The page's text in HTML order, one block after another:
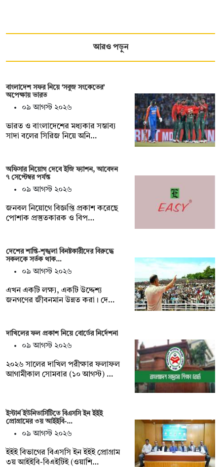
আরও পড়ুন
বাংলাদেশ সফর নিয়ে ‘সবুজ সংকেতের’
অপেক্ষায় ভারত
০৯ আগস্ট ২০২৬
ভারত ও বাংলাদেশের মধ্যকার সম্ভাব্য
সাদা বলের সিরিজ নিয়ে অনি…
অফিসার নিয়োগ দেবে ইজি ফ্যাশন, আবেদন
৭ সেপ্টেম্বর পর্যন্ত
০৯ আগস্ট ২০২৬
জনবল নিয়োগে বিজ্ঞপ্তি প্রকাশ করেছে
পোশাক প্রস্তুতকারক ও বিপ…
দেশের শান্তি-শৃঙ্খলা বিনষ্টকারীদের বিরুদ্ধে
সকলকে সর্তক থাক…
০৯ আগস্ট ২০২৬
এখন একটি লক্ষ্য, একটি উদ্দেশ্য
জনগণের জীবনমান উন্নত করা। দে…
দাখিলের ফল প্রকাশ নিয়ে বোর্ডের নির্দেশনা
০৯ আগস্ট ২০২৬
২০২৬ সালের দাখিল পরীক্ষার ফলাফল
আগামীকাল সোমবার (১০ আগস্ট) …
ইস্টার্ন ইউনিভার্সিটিতে বিএসসি ইন ইইই
প্রোগ্রামের ৩য় আইইবি-…
০৯ আগস্ট ২০২৬
ইইই বিভাগের বিএসসি ইন ইইই প্রোগ্রাম
৩য় আইইবি-বিএইটিই (ওয়াশি…